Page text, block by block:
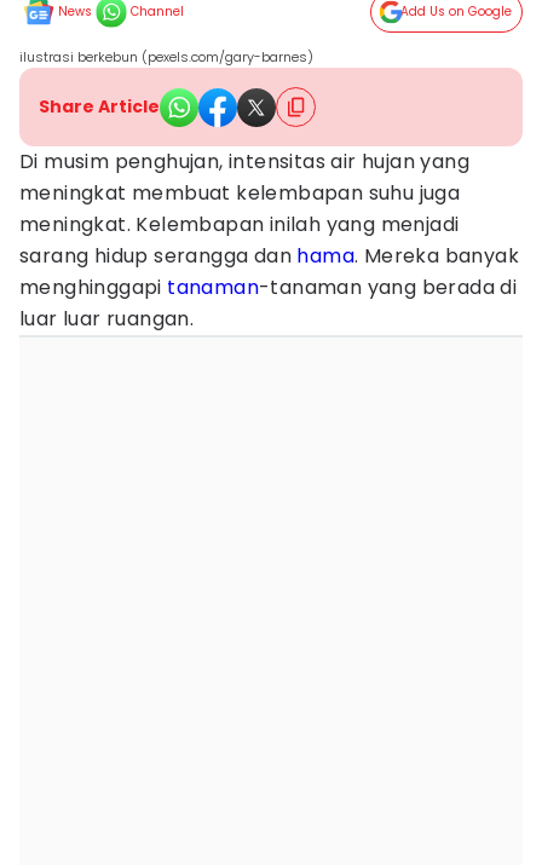
News Channel Add Us on Google
ilustrasi berkebun (pexels.com/gary-barnes)
Share Article
Di musim penghujan, intensitas air hujan yang
meningkat membuat kelembapan suhu juga
meningkat. Kelembapan inilah yang menjadi
sarang hidup serangga dan hama. Mereka banyak
menghinggapi tanaman-tanaman yang berada di
luar luar ruangan.